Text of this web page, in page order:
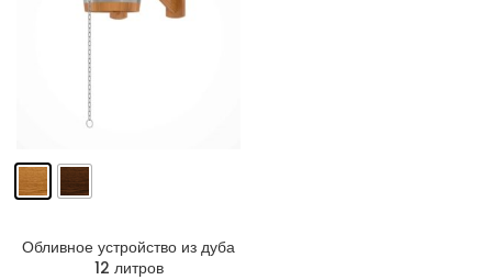
Обливное устройство из дуба
12 литров